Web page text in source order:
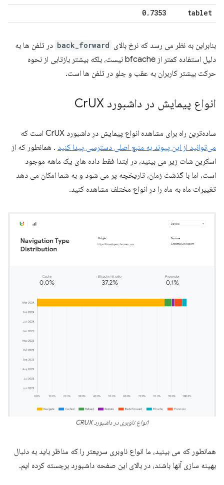
tablet
0. 7353
بنابراین به نظر می رسد که نرخ بالای back_forward در تلفن ها به
دلیل استفاده کمتر از bfcache نیست، بلکه بیشتر بازتابی از نحوه
حرکت بیشتر کاربران به عقب و جلو در تلفن ها است.
انواع پیمایش در داشبورد Cr UX
ساده‌ترین راه برای مشاهده انواع پیمایش در داشبورد CrUX است که
می‌توانید از این پیوند به منبع اصلی دسترسی پیدا کنید . همانطور که از
اسکرین شات زیر می بینید، در ابتدا فقط داده های یک ماهه موجود
است، اما با گذشت زمان، تاریخچه پر می شود و به شما امکان می دهد
تغییرات ماه به ماه را در انواع مختلف مشاهده کنید.
انواع ناوبری در داشبورد CRUX
همانطور که می بینید، ما انواع ناوبری سریعتر را که مناظر باید به دنبال
بهینه سازی آنها باشند، در بالای این صفحه داشبورد برجسته کرده ایم.